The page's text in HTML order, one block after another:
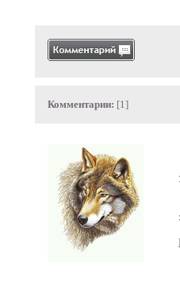
Комментарии: [1]